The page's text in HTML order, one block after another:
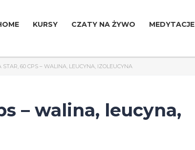
KURSY CZATY NA ŻYWO MEDYTACJE
STAR, 60 CPS – WALINA, LEUCYNA, IZOLEUCYNA
– walina, leucyna,